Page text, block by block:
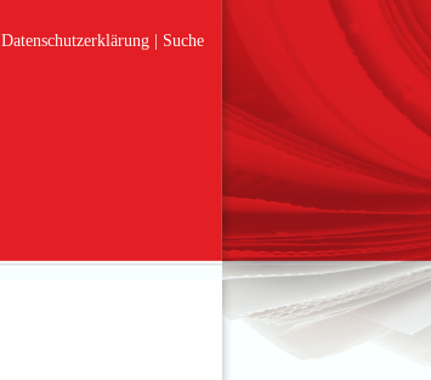
Datenschutzerklärung Suche